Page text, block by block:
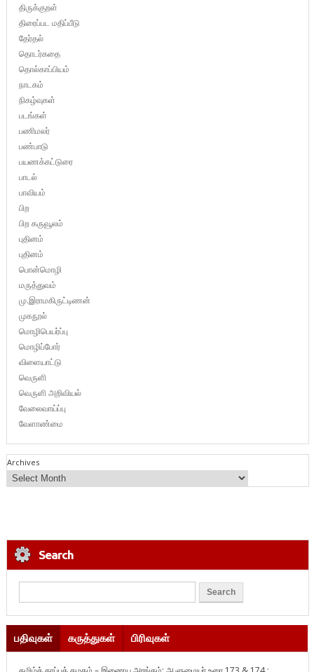
திருக்குறள்
திரைப்பட மதிப்பீடு
தேர்தல்
தொடர்கதை
தொல்காப்பியம்
நாடகம்
நிகழ்வுகள்
படங்கள்
பணிமலர்
பண்பாடு
பயணக்கட்டுரை
பாடல்
பாவியம்
பிற
பிற கருவூலம்
புதினம்
புதினம்
பொன்மொழி
மருத்துவம்
மு.இராமகிருட்டிணன்
முகநூல்
மொழிபெயர்ப்பு
மொழிப்போர்
விளையாட்டு
வெருளி
வெருளி அறிவியல்
வேலைவாய்ப்பு
வேளாண்மை
Archives
Search
பதிவுகள் கருத்துகள் பிரிவுகள்